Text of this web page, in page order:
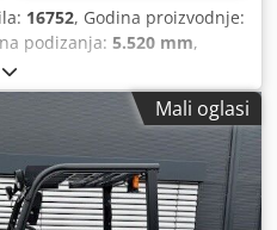
16752, Godina proizvodnje:
podizanja: 5.520 mm,
, težište tereta:
triplex, građevinska visina:
, duljina vilica: 1.150 mm,
, veličina stražnje gume:,
Credpox Nk Hysfx Ah Eof
o bateriji: 24 volta, 150
Mali oglasi